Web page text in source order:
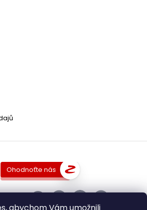
Ohodnoťte nás